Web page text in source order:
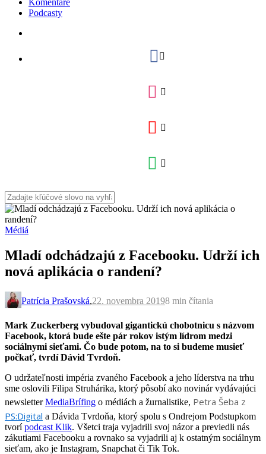
Komentáre
Podcasty
Médiá
Mladí odchádzajú z Facebooku. Udrží ich
nová aplikácia o randení?
Patrícia Prašovská,22. novembra 20198 min čítania
Mark Zuckerberg vybudoval gigantickú chobotnicu s názvom
Facebook, ktorá bude ešte pár rokov istým lídrom medzi
sociálnymi sieťami. Čo bude potom, na to si budeme musieť
počkať, tvrdí Dávid Tvrdoň.
O udržateľnosti impéria zvaného Facebook a jeho líderstva na trhu
sme oslovili Filipa Struhárika, ktorý pôsobí ako novinár vydávajúci
newsletterMediaBrífing o médiách a žurnalistike, Petra Šeba z
PS:Digital a Dávida Tvrdoňa, ktorý spolu s Ondrejom Podstupkom
tvorípodcast Klik. Všetci traja vyjadrili svoj názor a previedli nás
zákutiami Facebooku a rovnako sa vyjadrili aj k ostatným sociálnym
sieťam, ako je Instagram, Snapchat či Tik Tok.